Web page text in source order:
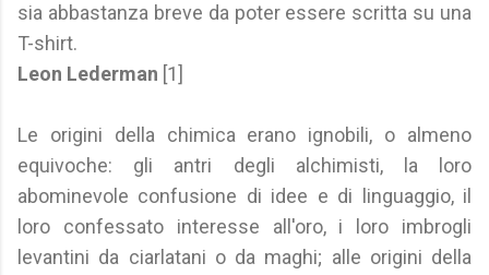
sia abbastanza breve da poter essere scritta su una
T-shirt.
Leon Lederman [1]
Le origini della chimica erano ignobili, o almeno
equivoche: gli antri degli alchimisti, la loro
abominevole confusione di idee e di linguaggio, il
loro confessato interesse all'oro, i loro imbrogli
levantini da ciarlatani o da maghi; alle origini della